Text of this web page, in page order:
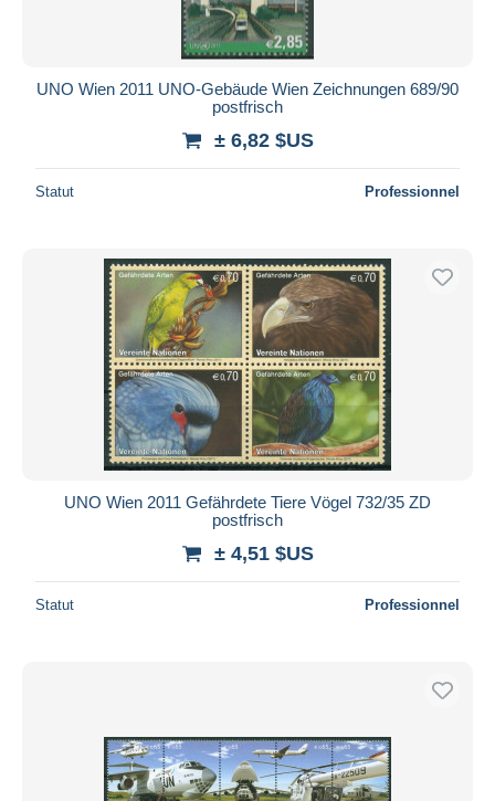
UNO Wien 2011 UNO-Gebäude Wien Zeichnungen 689/90
postfrisch
± 6,82 $US
Statut Professionnel
UNO Wien 2011 Gefährdete Tiere Vögel 732/35 ZD
postfrisch
± 4,51 $US
Statut Professionnel